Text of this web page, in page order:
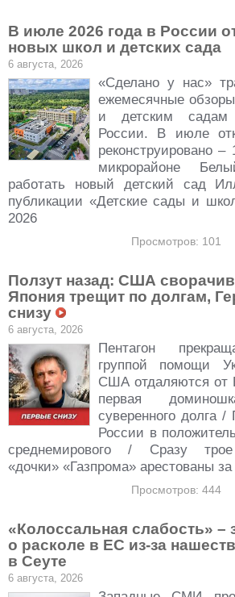
В июле 2026 года в России
новых школ и детских сада
6 августа, 2026
«Сделано у нас»
ежемесячные
и детским
России. В июле
реконструировано
микрорайоне
работать новый детский сад
публикации «Детские сады и
2026
Просмотров: 101
Ползут назад: США
Япония трещит по долгам,
снизу
6 августа, 2026
Пентагон
группой помощи
США отдаляются от
первая
суверенного долга /
России в
среднемирового / Сразу трое
«дочки» «Газпрома» арестованы за
Просмотров: 444
«Колоссальная слабость»
о расколе в ЕС из-за
в Сеуте
6 августа, 2026